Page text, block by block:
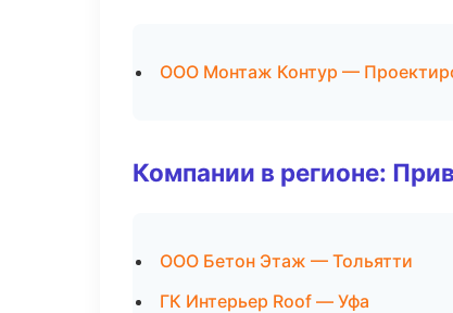
ООО Монтаж Контур —
Компании в регионе:
ООО Бетон Этаж — Тольятти
ГК Интерьер Roof — Уфа